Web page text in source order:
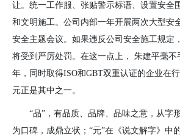
让。统一工作服、张贴警示标语、设置安全
和文明施工。公司内部一年开展两次大型安
安全主题会议。如果违反公司安全施工规定
将受到严厉处罚。在这一点上， 朱建平毫不
年，同时取得ISO和GBT双重认证的企业在
元正是其中之一。
“品”，有品质、品牌、品味之意，从字
为口碑，成鼎立状；“元”在《说文解字》中